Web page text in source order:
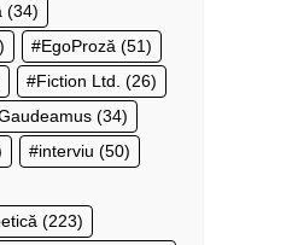
(34)
EgoProză (51)
Fiction Ltd. (26)
(34)
interviu (50)
(223)